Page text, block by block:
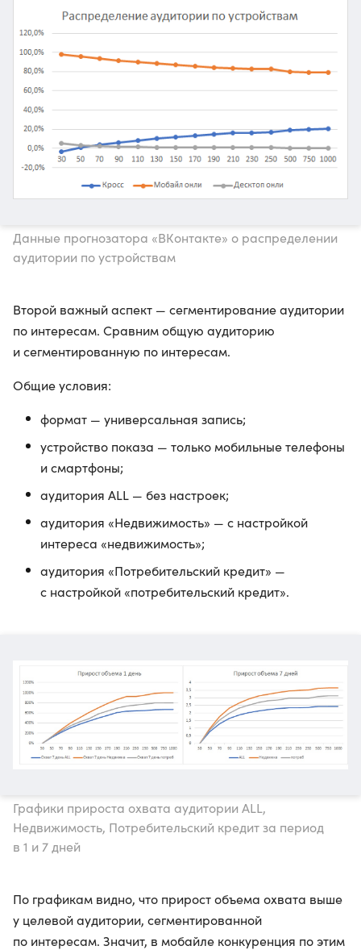
Данные прогнозатора «ВКонтакте» о распределении
аудитории по устройствам
Второй важный аспект — сегментирование аудитории
по интересам. Сравним общую аудиторию
и сегментированную по интересам.
Общие условия:
формат — универсальная запись;
устройство показа — только мобильные телефоны
и смартфоны;
аудитория ALL — без настроек;
аудитория «Недвижимость» — с настройкой
интереса «недвижимость»;
аудитория «Потребительский кредит» —
с настройкой «потребительский кредит».
Графики прироста охвата аудитории ALL,
Недвижимость, Потребительский кредит за период
в 1 и 7 дней
По графикам видно, что прирост объема охвата выше
у целевой аудитории, сегментированной
по интересам. Значит, в мобайле конкуренция по этим